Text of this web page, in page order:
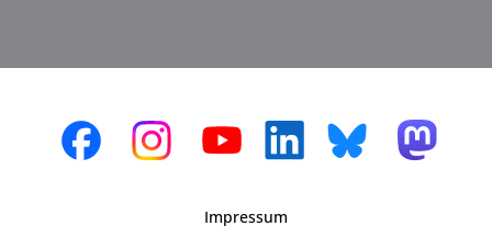
Impressum